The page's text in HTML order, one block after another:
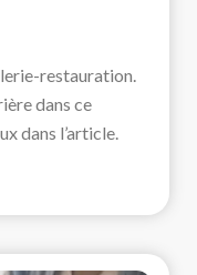
restauration.
dans ce
dans l’article.